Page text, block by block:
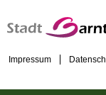
Impressum